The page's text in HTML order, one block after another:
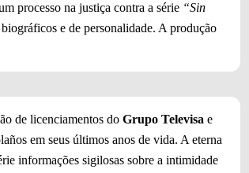
processo na justiça contra a série “Sin
e de personalidade. A produção
de licenciamentos do Grupo Televisa e
em seus últimos anos de vida. A eterna
informações sigilosas sobre a intimidade